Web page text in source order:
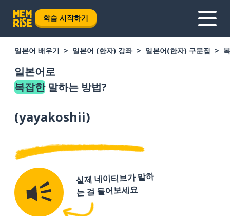
학습 시작하기
일본어 배우기 일본어 (한자) 강좌 일본어(한자) 구문집
일본어로
복잡한말하는 방법?
(yayakoshii)
실제 네이티브가 말하
는 걸 들어보세요